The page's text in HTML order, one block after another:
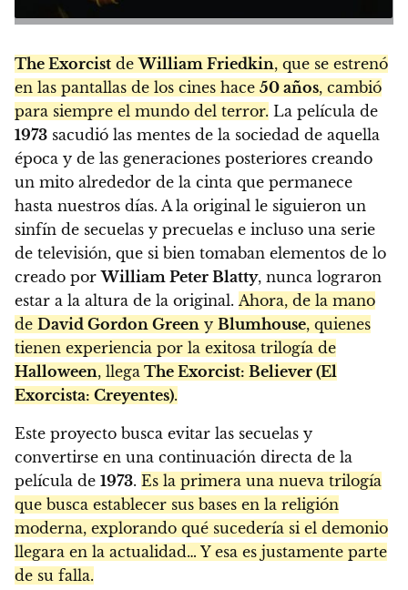
The Exorcist deWilliam Friedkin, que se estrenó
en las pantallas de los cines hace 50 años, cambió
para siempre el mundo del terror. La película de
1973 sacudió las mentes de la sociedad de aquella
época y de las generaciones posteriores creando
un mito alrededor de la cinta que permanece
hasta nuestros días. A la original le siguieron un
sinfín de secuelas y precuelas e incluso una serie
de televisión, que si bien tomaban elementos de lo
creado porWilliam Peter Blatty, nunca lograron
estar a la altura de la original. Ahora, de la mano
de David Gordon Green y Blumhouse, quienes
tienen experiencia por la exitosa trilogía de
Halloween, llega The Exorcist: Believer (El
Exorcista: Creyentes).
Este proyecto busca evitar las secuelas y
convertirse en una continuación directa de la
película de 1973. Es la primera una nueva trilogía
que busca establecer sus bases en la religión
moderna, explorando qué sucedería si el demonio
llegara en la actualidad… Y esa es justamente parte
de su falla.